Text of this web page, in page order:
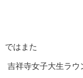
ではまた
吉祥寺女子大生ラ